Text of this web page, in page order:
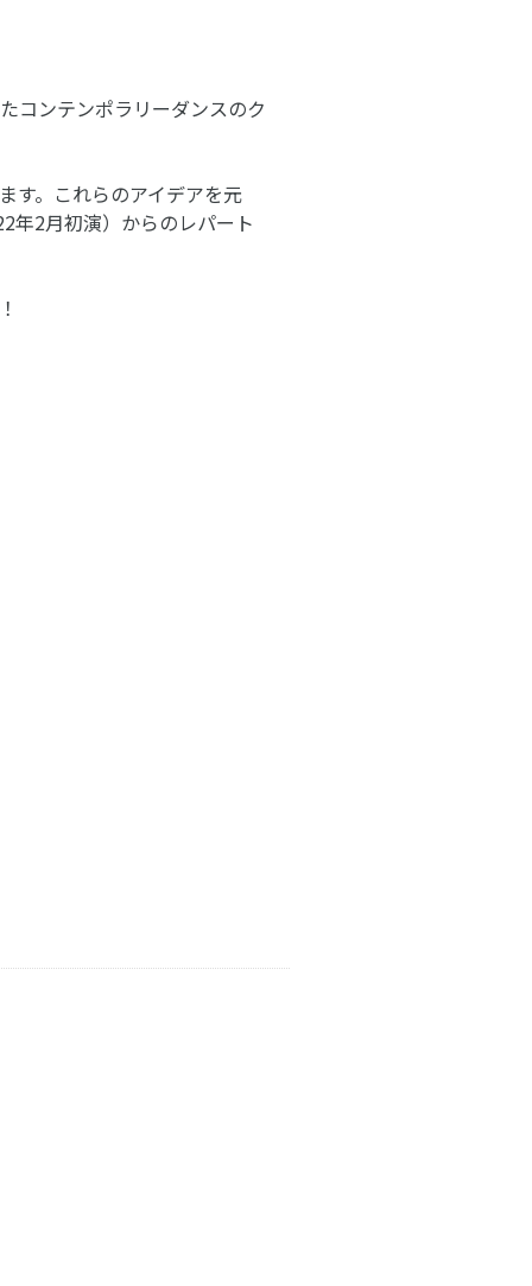
コンテンポラリーダンスのク
す。これらのアイデアを元
年2月初演）からのレパート